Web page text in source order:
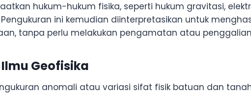
hukum-hukum fisika, seperti hukum gravitasi,
ini kemudian diinterpretasikan untuk
tanpa perlu melakukan pengamatan atau
Geofisika
anomali atau variasi sifat fisik batuan dan